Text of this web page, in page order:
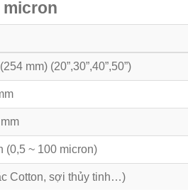
mm) (20”,30”,40”,50”)
(0,5 ~ 100 micron)
Cotton, sợi thủy tinh…)